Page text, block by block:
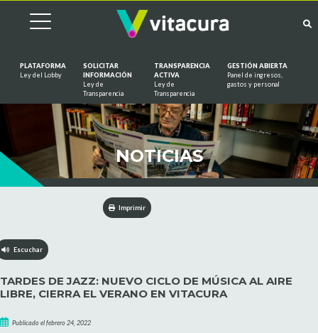
PLATAFORMA
Ley del Lobby
SOLICITAR
INFORMACIÓN
Ley de
Transparencia
TRANSPARENCIA
ACTIVA
Ley de
Transparencia
GESTIÓN ABIERTA
Panel de ingresos,
gastos y personal
NOTICIAS
Imprimir
Escuchar
TARDES DE JAZZ: NUEVO CICLO DE MÚSICA AL AIRE
LIBRE, CIERRA EL VERANO EN VITACURA
Publicado el febrero 24, 2022